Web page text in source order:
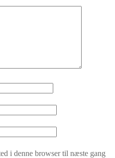
i denne browser til næste gang